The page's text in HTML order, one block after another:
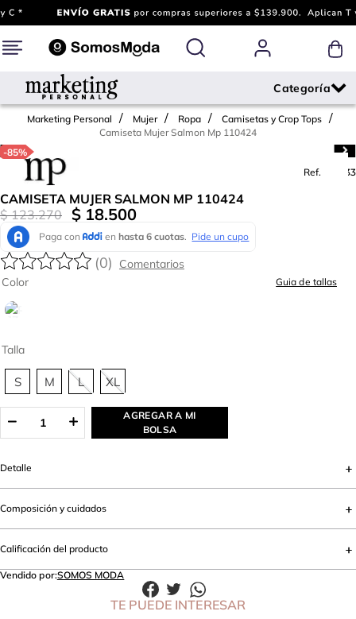
Marketing Personal Mujer Ropa
Camisetas y Crop Tops
Camiseta Mujer Salmon Mp 110424
-85%
Ref.
773933
CAMISETA MUJER SALMON MP 110424
$ 123.270 $ 18.500
(0)
Talla
S M L XL
Color Guia de tallas
AGREGAR A MI
BOLSA
Detalle
Composición y cuidados
Calificación del producto
Vendido por:SOMOS MODA
TE PUEDE INTERESAR